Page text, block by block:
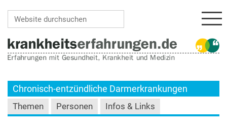
Chronisch-entzündliche Darmerkrankungen
Themen Personen Infos & Links